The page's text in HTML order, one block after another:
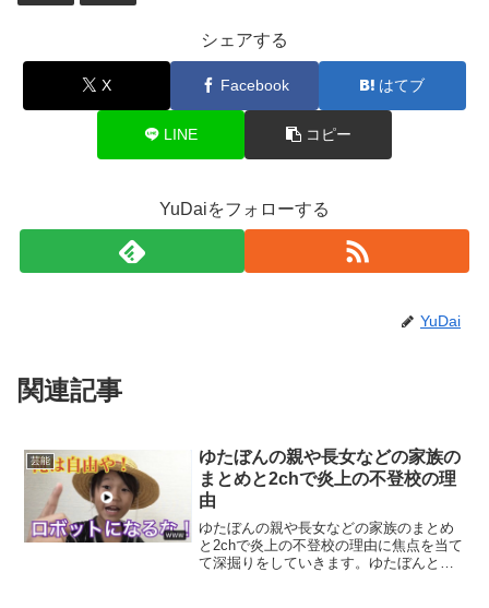
シェアする
X Facebook はてブ
LINE コピー
YuDaiをフォローする
YuDai
関連記事
芸能
ゆたぼんの親や長女などの家族の
まとめと2chで炎上の不登校の理
由
ゆたぼんの親や長女などの家族のまとめ
と2chで炎上の不登校の理由に焦点を当て
て深掘りをしていきます。ゆたぼんとい